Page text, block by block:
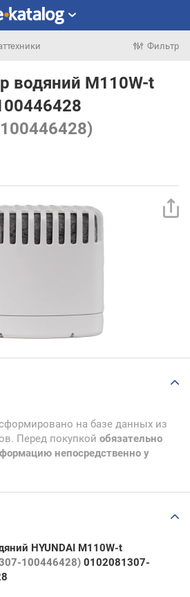
Фильтр
водяний M110W-t
на базе данных из
Перед покупкой обязательно
непосредственно у
HYUNDAI M110W-t
100446428) 0102081307-